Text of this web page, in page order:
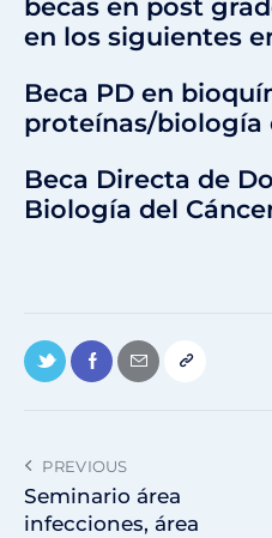
becas en post
en los siguientes
Beca PD en
proteínas/biología
Beca Directa de
Biología del
PREVIOUS
Seminario área
infecciones, área